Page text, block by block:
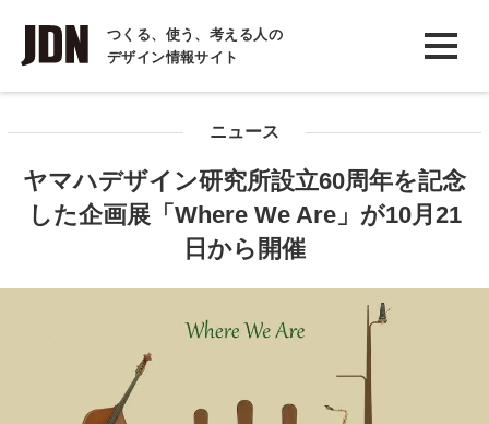
つくる、使う、考える人の
デザイン情報サイト
INTERVIEW
インタビュー
COLUMN
ニュース
ヤマハデザイン研究所設立60周年を記念
した企画展「Where We Are」が10月21
日から開催